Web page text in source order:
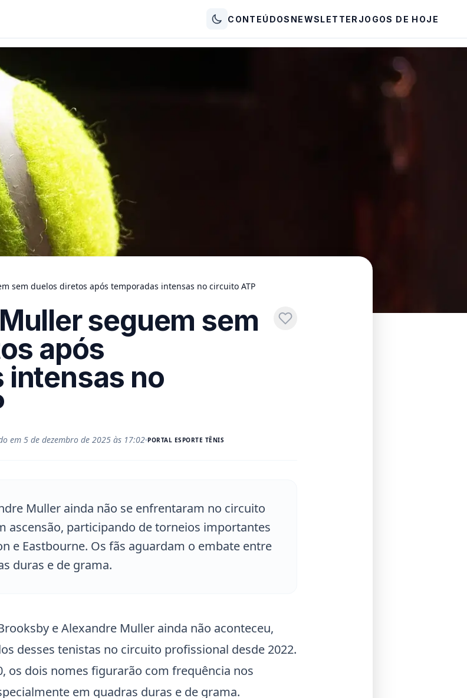
CONTEÚDOS NEWSLETTER JOGOS DE HOJE
sem duelos diretos após temporadas intensas no circuito ATP
seguem sem
após
intensas no
em 5 de dezembro de 2025 às 17:02 PORTAL ESPORTE TÊNIS
Muller ainda não se enfrentaram no circuito
ascensão, participando de torneios importantes
e Eastbourne. Os fãs aguardam o embate entre
duras e de grama.
eAlexandre Muller ainda não aconteceu,
desses tenistas no circuito profissional desde 2022.
os dois nomes figurarão com frequência nos
em quadras duras e de grama.